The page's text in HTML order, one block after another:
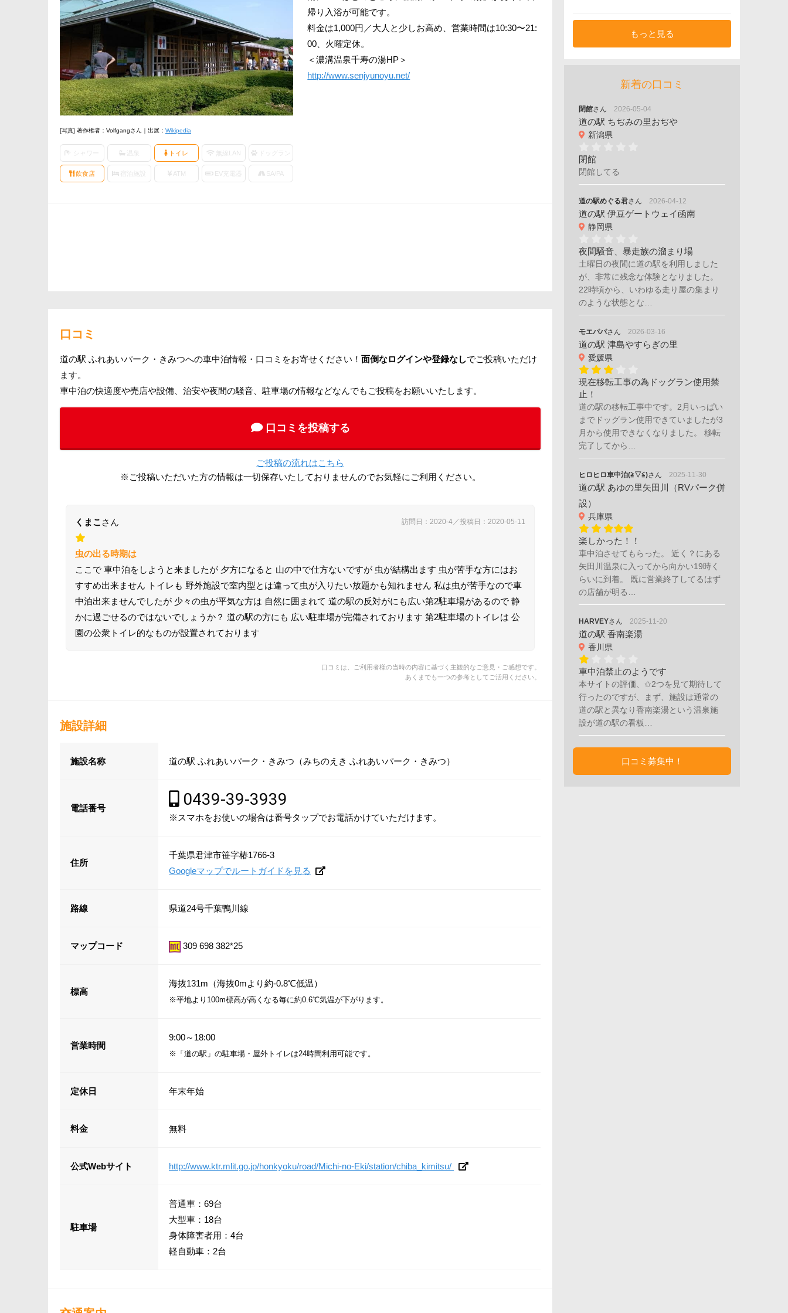
[写真] 著作権者：Volfgangさん｜出展： Wikipedia
トイレ 無線LAN ドッグラン
飲食店 宿泊施設 ATM EV充電器 SA/PA
帰り入浴が可能です。
料金は1,000円／大人と少しお高め、営業時間は10:30〜21:
00、火曜定休。
＜濃溝温泉千寿の湯HP＞
http://www.senjyunoyu.net/
口コミ
道の駅 ふれあいパーク・きみつへの車中泊情報・口コミをお寄せください！ 面倒なログインや登録なしでご投稿いただけ
ます。
車中泊の快適度や売店や設備、治安や夜間の騒音、駐車場の情報などなんでもご投稿をお願いいたします。
口コミを投稿する
ご投稿の流れはこちら
※ご投稿いただいた方の情報は一切保存いたしておりませんのでお気軽にご利用ください。
くまこ さん 訪問日：2020-4／投稿日：2020-05-11
虫の出る時期は
ここで 車中泊をしようと来ましたが 夕方になると 山の中で仕方ないですが 虫が結構出ます 虫が苦手な方にはお
すすめ出来ません トイレも 野外施設で室内型とは違って虫が入りたい放題かも知れません 私は虫が苦手なので車
中泊出来ませんでしたが 少々の虫が平気な方は 自然に囲まれて 道の駅の反対がにも広い第2駐車場があるので 静
かに過ごせるのではないでしょうか？ 道の駅の方にも 広い駐車場が完備されております 第2駐車場のトイレは 公
園の公衆トイレ的なものが設置されております
口コミは、ご利用者様の当時の内容に基づく主観的なご意見・ご感想です。
あくまでも一つの参考としてご活用ください。
施設詳細
施設名称 道の駅 ふれあいパーク・きみつ（みちのえき ふれあいパーク・きみつ）
電話番号 0439-39-3939
※スマホをお使いの場合は番号タップでお電話かけていただけます。
住所
千葉県君津市笹字椿1766-3
Googleマップでルートガイドを見る
路線 県道24号千葉鴨川線
マップコード 309 698 382*25
標高
海抜131m（海抜0mより約-0.8℃低温）
※平地より100m標高が高くなる毎に約0.6℃気温が下がります。
営業時間
9:00～18:00
※「道の駅」の駐車場・屋外トイレは24時間利用可能です。
定休日 年末年始
料金 無料
公式Webサイト http://www.ktr.mlit.go.jp/honkyoku/road/Michi-no-Eki/station/chiba_kimitsu/
駐車場
普通車：69台
大型車：18台
身体障害者用：4台
軽自動車：2台
もっと見る
新着の口コミ
閉館さん 2026-05-04
道の駅 ちぢみの里おぢや
新潟県
閉館
閉館してる
道の駅めぐる君さん 2026-04-12
道の駅 伊豆ゲートウェイ函南
静岡県
夜間騒音、暴走族の溜まり場
土曜日の夜間に道の駅を利用しました
が、非常に残念な体験となりました。
22時頃から、いわゆる走り屋の集まり
のような状態とな…
モエパパさん 2026-03-16
道の駅 津島やすらぎの里
愛媛県
現在移転工事の為ドッグラン使用禁
止！
道の駅の移転工事中です。2月いっぱい
までドッグラン使用できていましたが3
月から使用できなくなりました。 移転
完了してから…
ヒロヒロ車中泊(≧▽≦)さん 2025-11-30
道の駅 あゆの里矢田川（RVパーク併
設）
兵庫県
楽しかった！！
車中泊させてもらった。 近く？にある
矢田川温泉に入ってから向かい19時く
らいに到着。 既に営業終了してるはず
の店舗が明る…
HARVEYさん 2025-11-20
道の駅 香南楽湯
香川県
車中泊禁止のようです
本サイトの評価、✩2つを見て期待して
行ったのですが、まず、施設は通常の
道の駅と異なり香南楽湯という温泉施
設が道の駅の看板…
口コミ募集中！